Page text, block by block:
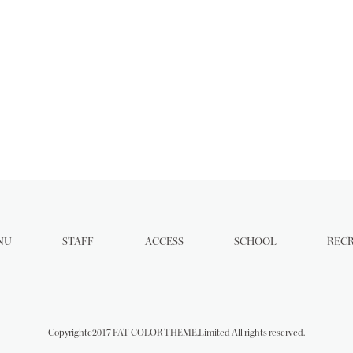
STAFF ACCESS SCHOOL
Copyrightc2017 FAT COLOR THEME,Limited All rights reserved.